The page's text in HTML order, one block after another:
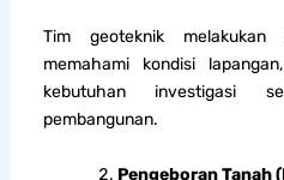
Tim geoteknik melakukan
memahami kondisi
kebutuhan investigasi
pembangunan.
Pengeboran Tanah